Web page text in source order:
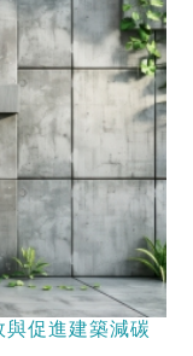
促進建築減碳